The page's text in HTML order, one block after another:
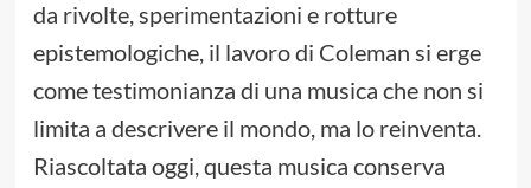
da rivolte, sperimentazioni e rotture
epistemologiche, il lavoro di Coleman si erge
come testimonianza di una musica che non si
limita a descrivere il mondo, ma lo reinventa.
Riascoltata oggi, questa musica conserva